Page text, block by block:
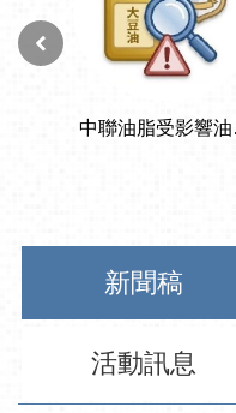
新聞稿
活動訊息